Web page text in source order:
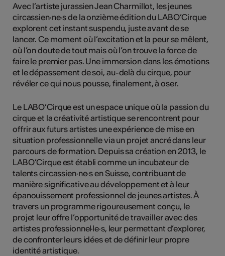
Avec l’artiste jurassien Jean Charmillot, les jeunes
circassien·ne·s de la onzième édition du LABO’Cirque
explorent cet instant suspendu, juste avant de se
lancer. Ce moment où l’excitation et la peur se mêlent,
où l’on doute de tout mais où l’on trouve la force de
faire le premier pas. Une immersion dans les émotions
et le dépassement de soi, au-delà du cirque, pour
révéler ce qui nous pousse, finalement, à oser.
Le LABO’Cirque est un espace unique où la passion du
cirque et la créativité artistique se rencontrent pour
offrir aux futurs artistes une expérience de mise en
situation professionnelle via un projet ancré dans leur
parcours de formation. Depuis sa création en 2013, le
LABO’Cirque est établi comme un incubateur de
talents circassien·ne·s en Suisse, contribuant de
manière significative au développement et à leur
épanouissement professionnel de jeunes artistes. À
travers un programme rigoureusement conçu, le
projet leur offre l’opportunité de travailler avec des
artistes professionnel·le·s, leur permettant d’explorer,
de confronter leurs idées et de définir leur propre
identité artistique.